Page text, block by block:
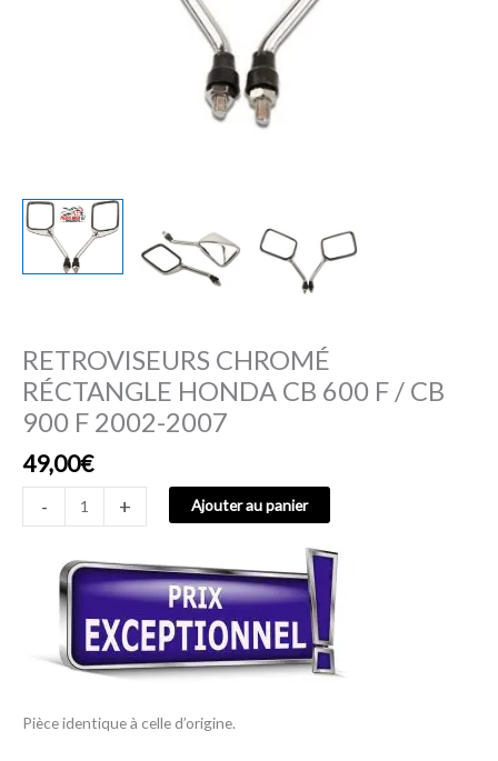
RETROVISEURS CHROMÉ
RÉCTANGLE HONDA CB 600 F / CB
900 F 2002-2007
49,00€
- + Ajouter au panier
Pièce identique à celle d’origine.